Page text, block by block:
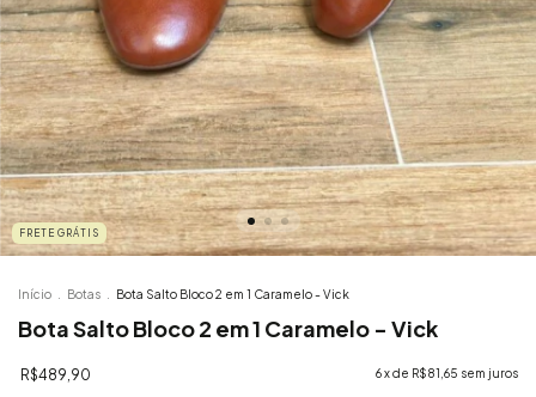
FRETE GRÁTIS
Início . Botas . Bota Salto Bloco 2 em 1 Caramelo - Vick
Bota Salto Bloco 2 em 1 Caramelo - Vick
R$489,90 6x de R$81,65 sem juros